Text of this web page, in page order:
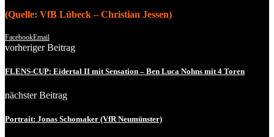
(Quelle: VfB Lübeck – Christian Jessen)
FacebookEmail
vorheriger Beitrag
FLENS-CUP: Eidertal II mit Sensation – Ben Luca Nohns mit 4 Toren
nächster Beitrag
Portrait: Jonas Schomaker (VfR Neumünster)